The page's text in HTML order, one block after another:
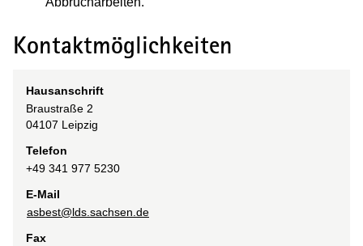
Kontaktmöglichkeiten
Hausanschrift
Braustraße 2
04107 Leipzig
Telefon
+49 341 977 5230
E-Mail
asbest@lds.sachsen.de
Fax